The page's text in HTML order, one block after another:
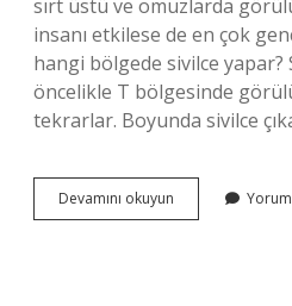
sırt üstü ve omuzlarda
insanı etkilese de en çok
hangi bölgede sivilce
öncelikle T bölgesinde
tekrarlar. Boyunda sivilce
Devamını okuyun
Bölgesinde